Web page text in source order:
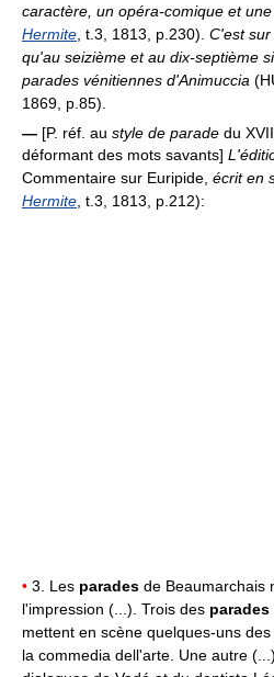
caractère, un opéra-comique et
Hermite , t.3, 1813, p.230). C'est
qu'au seizième et au dix-septième
parades vénitiennes d'Animuccia
1869, p.85).
— [P. réf. au style de parade du
déformant des mots savants]
Commentaire sur Euripide, écrit en
Hermite, t.3, 1813, p.212):
• 3. Les parades de Beaumarchais
l'impression (...). Trois des parades
mettent en scène quelques-uns
la commedia dell'arte. Une autre